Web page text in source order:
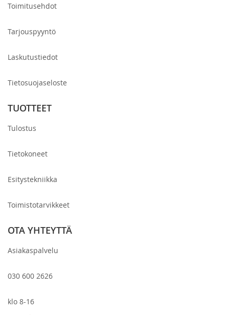
Toimitusehdot
Tarjouspyyntö
Laskutustiedot
Tietosuojaseloste
TUOTTEET
Tulostus
Tietokoneet
Esitystekniikka
Toimistotarvikkeet
OTA YHTEYTTÄ
Asiakaspalvelu
030 600 2626
klo 8-16